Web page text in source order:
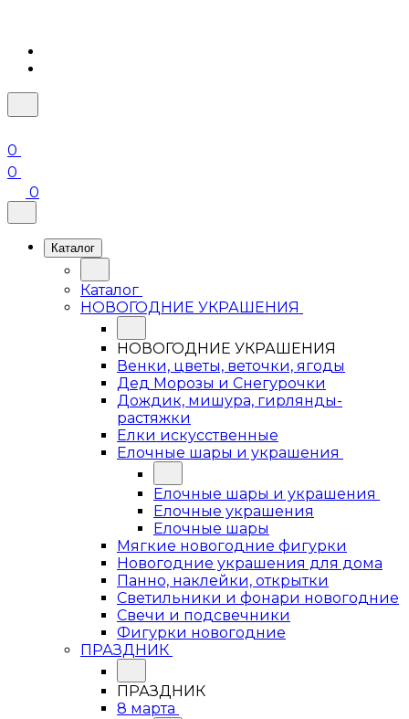
0
0
0
Каталог
Каталог
НОВОГОДНИЕ УКРАШЕНИЯ
НОВОГОДНИЕ УКРАШЕНИЯ
Венки, цветы, веточки, ягоды
Дед Морозы и Снегурочки
Дождик, мишура, гирлянды-
растяжки
Елки искусственные
Елочные шары и украшения
Елочные шары и украшения
Елочные украшения
Елочные шары
Мягкие новогодние фигурки
Новогодние украшения для дома
Панно, наклейки, открытки
Светильники и фонари новогодние
Свечи и подсвечники
Фигурки новогодние
ПРАЗДНИК
ПРАЗДНИК
8 марта